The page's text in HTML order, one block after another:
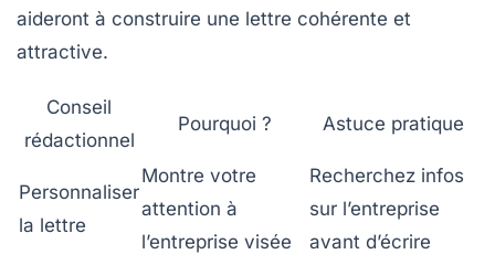
aideront à construire une lettre cohérente et
attractive.
Conseil
rédactionnel
Pourquoi ? Astuce pratique
Personnaliser
la lettre
Montre votre
attention à
l’entreprise visée
Recherchez infos
sur l’entreprise
avant d’écrire